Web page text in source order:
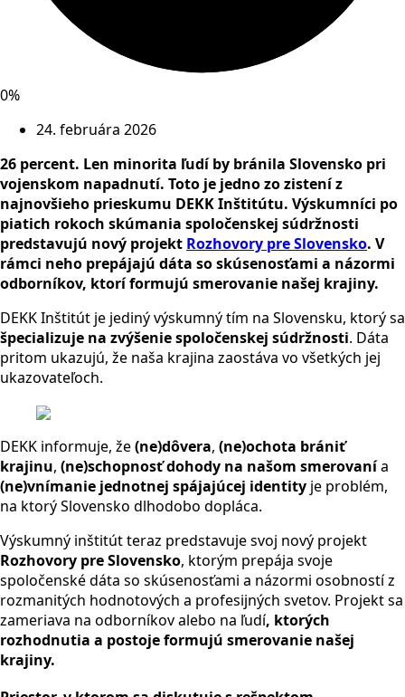
0%
24. februára 2026
26 percent. Len minorita ľudí by bránila Slovensko pri
vojenskom napadnutí. Toto je jedno zo zistení z
najnovšieho prieskumu DEKK Inštitútu. Výskumníci po
piatich rokoch skúmania spoločenskej súdržnosti
predstavujú nový projekt Rozhovory pre Slovensko. V
rámci neho prepájajú dáta so skúsenosťami a názormi
odborníkov, ktorí formujú smerovanie našej krajiny.
DEKK Inštitút je jediný výskumný tím na Slovensku, ktorý sa
špecializuje na zvýšenie spoločenskej súdržnosti. Dáta
pritom ukazujú, že naša krajina zaostáva vo všetkých jej
ukazovateľoch.
DEKK informuje, že(ne)dôvera, (ne)ochota brániť
krajinu, (ne)schopnosť dohody na našom smerovanía
(ne)vnímanie jednotnej spájajúcej identity je problém,
na ktorý Slovensko dlhodobo dopláca.
Výskumný inštitút teraz predstavuje svoj nový projekt
Rozhovory pre Slovensko, ktorým prepája svoje
spoločenské dáta so skúsenosťami a názormi osobností z
rozmanitých hodnotových a profesijných svetov. Projekt sa
zameriava na odborníkov alebo na ľudí, ktorých
rozhodnutia a postoje formujú smerovanie našej
krajiny.